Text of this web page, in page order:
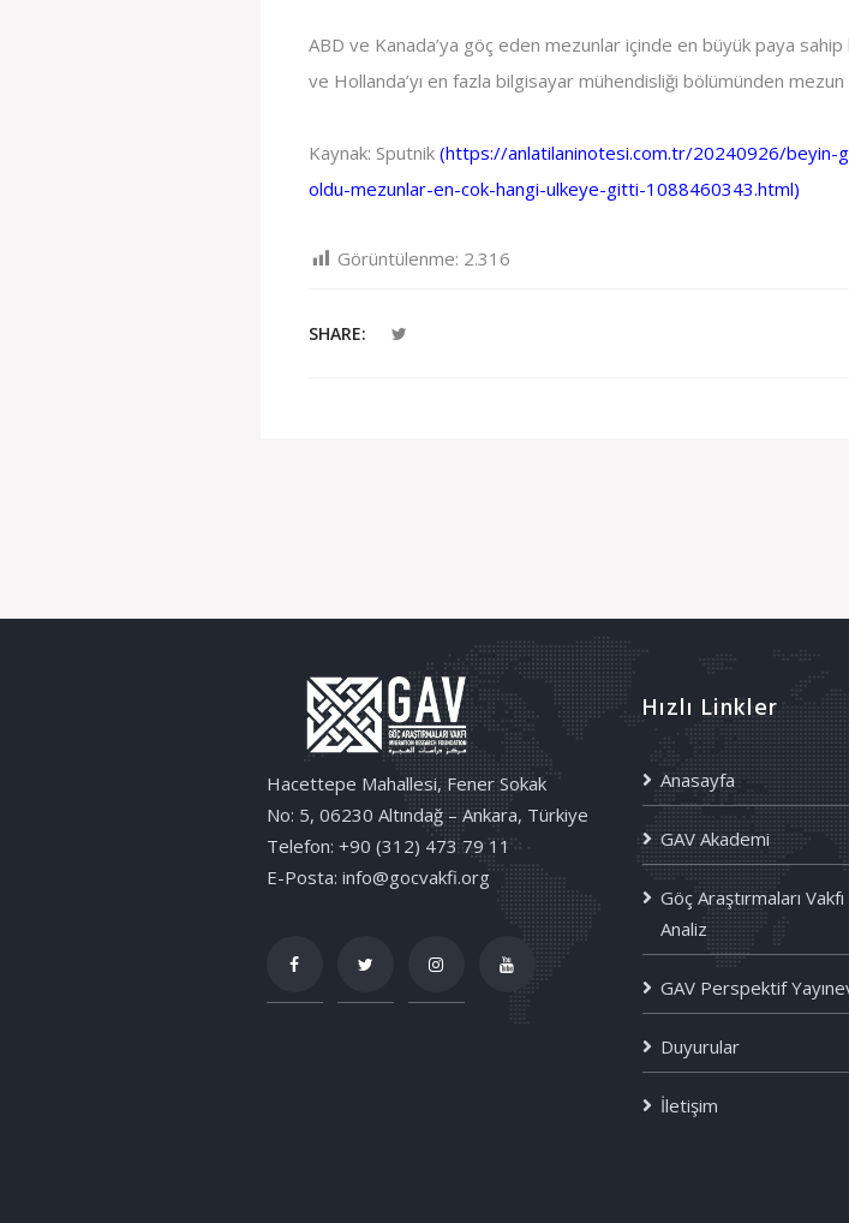
ABD ve Kanada’ya göç eden mezunlar içinde en büyük paya
ve Hollanda’yı en fazla bilgisayar mühendisliği bölümünden
Kaynak: Sputnik (https://anlatilaninotesi.com.tr/20240926/beyin-
oldu-mezunlar-en-cok-hangi-ulkeye-gitti-1088460343.html)
Görüntülenme: 2.316
SHARE:
Hacettepe Mahallesi, Fener Sokak
No: 5, 06230 Altındağ – Ankara, Türkiye
Telefon: +90 (312) 473 79 11
E-Posta: info@gocvakfi.org
Hızlı Linkler
Anasayfa
GAV Akademi
Göç Araştırmaları Vakfı
Analiz
GAV Perspektif
Duyurular
İletişim